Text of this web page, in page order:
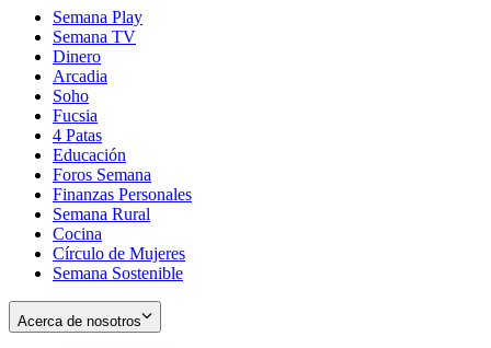
Semana Play
Semana TV
Dinero
Arcadia
Soho
in
new
window
Fucsia
in
new
window
4 Patas
Educación
Foros Semana
Finanzas Personales
Semana Rural
Cocina
Círculo de Mujeres
Semana Sostenible
Acerca de nosotros